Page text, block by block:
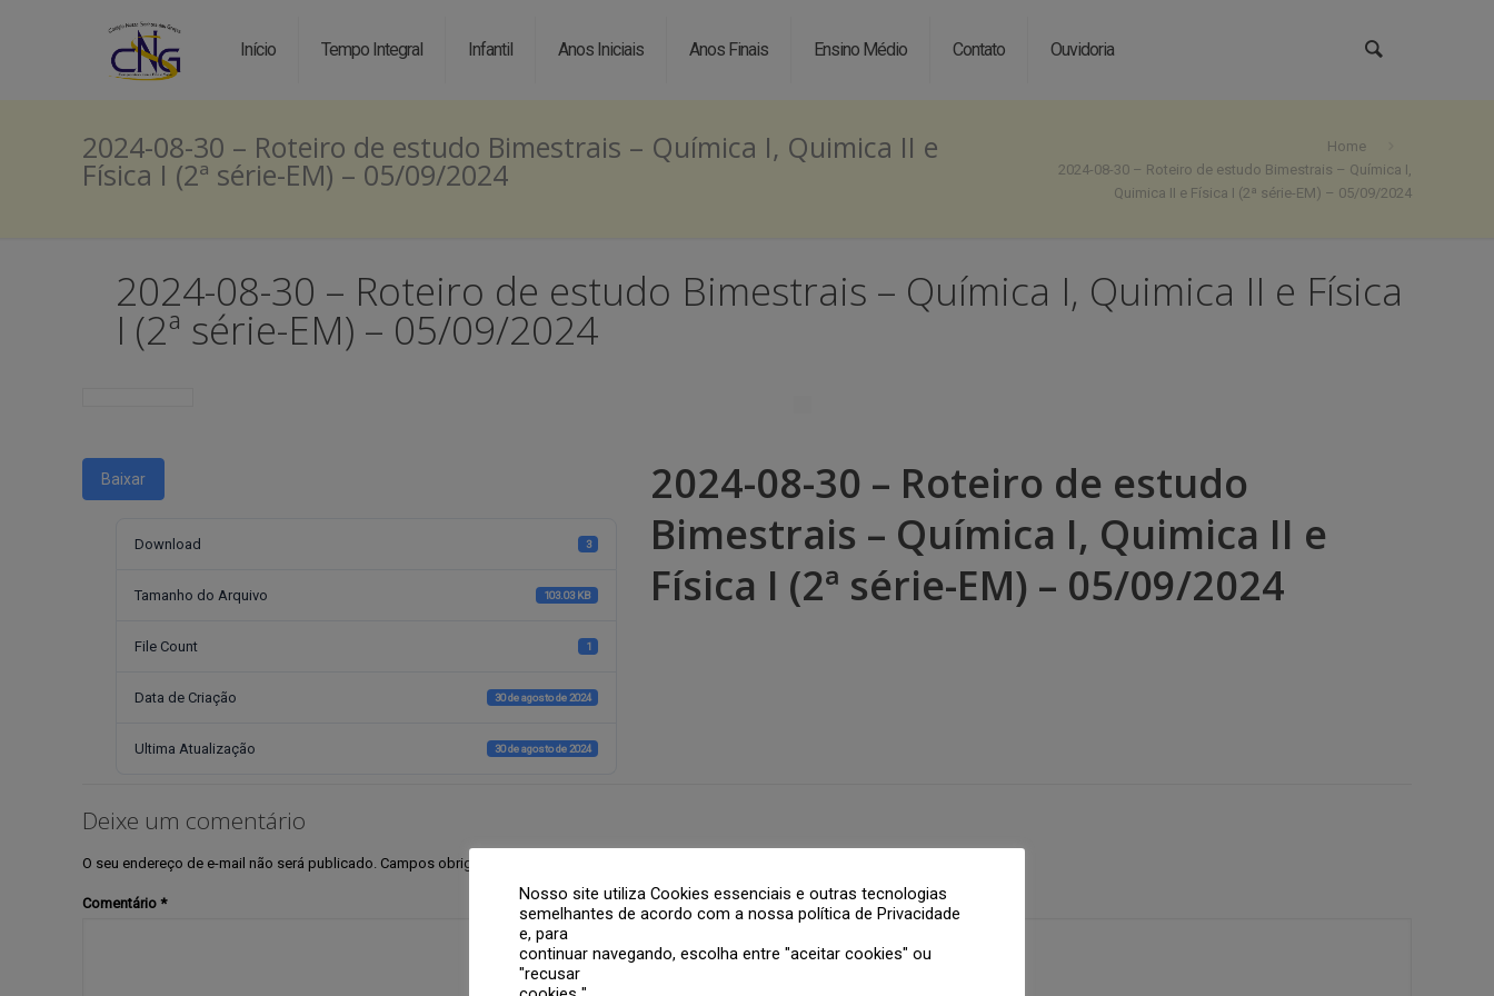
Início Tempo Integral Infantil Anos Iniciais Anos Finais Ensino Médio Contato Ouvidoria
2024-08-30 – Roteiro de estudo Bimestrais – Química I, Quimica II e
Física I (2ª série-EM) – 05/09/2024
Home
2024-08-30 – Roteiro de estudo Bimestrais – Química I,
Quimica II e Física I (2ª série-EM) – 05/09/2024
2024-08-30 – Roteiro de estudo Bimestrais – Química I, Quimica II e Física
I (2ª série-EM) – 05/09/2024
Baixar
Download 3
Tamanho do Arquivo 103.03 KB
File Count 1
Data de Criação 30 de agosto de 2024
Ultima Atualização 30 de agosto de 2024
2024-08-30 – Roteiro de estudo
Bimestrais – Química I, Quimica II e
Física I (2ª série-EM) – 05/09/2024
Deixe um comentário
O seu endereço de e-mail não será publicado. Campos obrigatórios são marcados com
Comentário *
Nosso site utiliza Cookies essenciais e outras tecnologias
semelhantes de acordo com a nossa política de Privacidade
e, para
continuar navegando, escolha entre "aceitar cookies" ou
"recusar